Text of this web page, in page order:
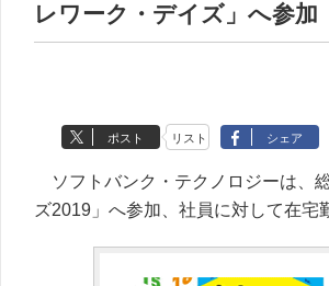
レワーク・デイズ」へ参加
ポスト リスト シェア
ソフトバンク・テクノロジーは、
ズ2019」へ参加、社員に対して在宅